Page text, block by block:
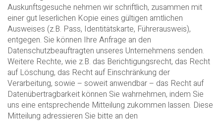
Auskunftsgesuche nehmen wir schriftlich, zusammen mit
einer gut leserlichen Kopie eines gültigen amtlichen
Ausweises (z.B. Pass, Identitätskarte, Führerausweis),
entgegen. Sie können Ihre Anfrage an den
Datenschutzbeauftragten unseres Unternehmens senden.
Weitere Rechte, wie z.B. das Berichtigungsrecht, das Recht
auf Löschung, das Recht auf Einschränkung der
Verarbeitung, sowie – soweit anwendbar – das Recht auf
Datenübertragbarkeit können Sie wahrnehmen, indem Sie
uns eine entsprechende Mitteilung zukommen lassen. Diese
Mitteilung adressieren Sie bitte an den